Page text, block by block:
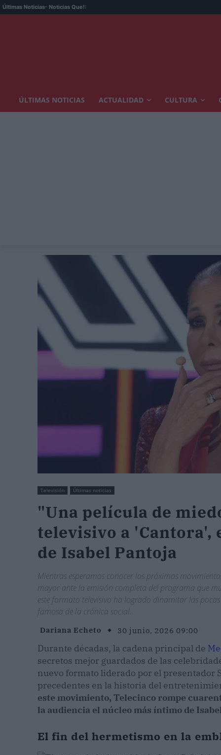
Últimas Noticias- Noticias Que!:
ÚLTIMAS NOTICIAS ACTUALIDAD CULTURA
Televisión Últimas noticias
"Una película de
televisivo a 'Cantora',
de Isabel Pantoja
Mientras esperamos conocer los próximos
mayor ante la emisión completa del programa que
este formato televisivo ha logrado dinamitar las
famosa de la crónica social.
Dariana Echeto 30 junio, 2026 09:00
Durante décadas, la cadena principal de
secretos mejor guardados de las
nuevo formato liderado por el presentador
precedentes en la historia del
este movimiento, Telecinco rompe
la audiencia el núcleo más íntimo de
El fin del hermetismo en la